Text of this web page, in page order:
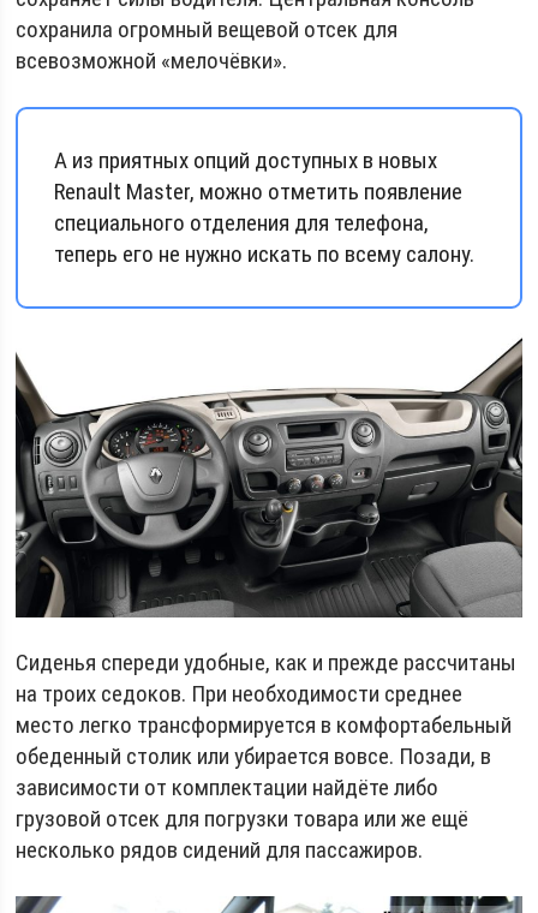
сохранила огромный вещевой отсек для
всевозможной «мелочёвки».
А из приятных опций доступных в новых
Renault Master, можно отметить появление
специального отделения для телефона,
теперь его не нужно искать по всему салону.
Сиденья спереди удобные, как и прежде рассчитаны
на троих седоков. При необходимости среднее
место легко трансформируется в комфортабельный
обеденный столик или убирается вовсе. Позади, в
зависимости от комплектации найдёте либо
грузовой отсек для погрузки товара или же ещё
несколько рядов сидений для пассажиров.